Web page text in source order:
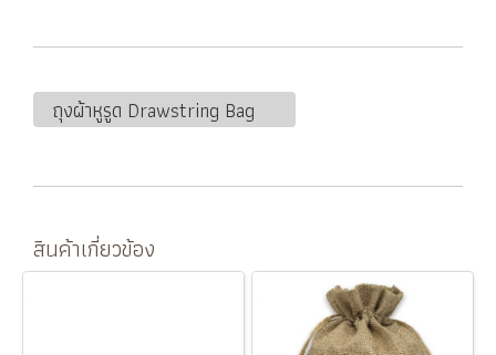
ถุงผ้าหูรูด Drawstring Bag
สินค้าเกี่ยวข้อง